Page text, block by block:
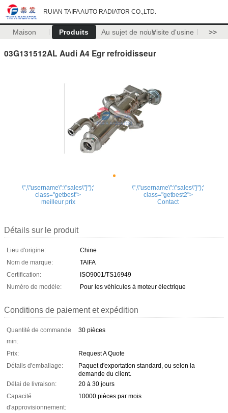
RUIAN TAIFA AUTO RADIATOR CO.,LTD.
Maison Produits Au sujet de nousVisite d'usine >>
03G131512AL Audi A4 Egr refroidisseur
\",\"username\":\"sales\"}");'
class="getbest">
meilleur prix
\",\"username\":\"sales\"}");'
class="getbest2">
Contact
Détails sur le produit
Lieu d'origine:
Chine
Nom de marque:
TAIFA
Certification:
ISO9001/TS16949
Numéro de modèle:
Pour les véhicules à moteur électrique
Conditions de paiement et expédition
Quantité de commande
min:
30 pièces
Prix:
Request A Quote
Détails d'emballage:
Paquet d'exportation standard, ou selon la
demande du client.
Délai de livraison:
20 à 30 jours
Capacité
d'approvisionnement:
10000 pièces par mois